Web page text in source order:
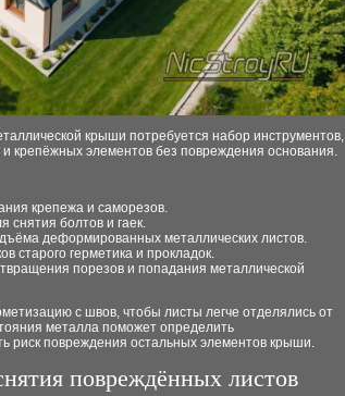
крыши потребуется набор инструментов,
крепёжных элементов без повреждения основания.
крепежа и саморезов.
снятия болтов и гаек.
деформированных металлических листов.
старого герметика и прокладок.
порезов и попадания металлической
с швов, чтобы листы легче отделялись от
металла поможет определить
риск повреждения остальных элементов крыши.
повреждённых листов